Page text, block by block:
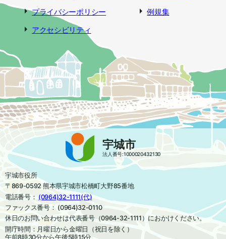
プライバシーポリシー
例規集
アクセシビリティ
宇城市
法人番号:1000020432130
宇城市役所
〒869-0592 熊本県宇城市松橋町大野85番地
電話番号： (0964)32-1111(代)
ファックス番号： (0964)32-0110
休日のお問い合わせは代表番号（0964-32-1111）におかけください。
開庁時間：月曜日から金曜日（祝日を除く）
午前8時30分から午後5時15分